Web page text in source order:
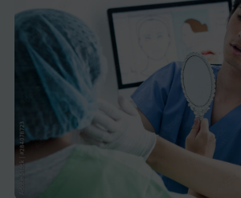
美容外科・美容皮膚科の医師転職体験談
美容クリニックインタビュー
美容医療の転職お役立ち記事
美容医療辞典